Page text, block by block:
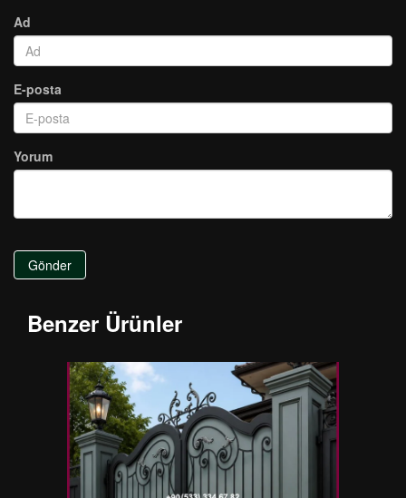
Ad
E-posta
Yorum
Gönder
Benzer Ürünler